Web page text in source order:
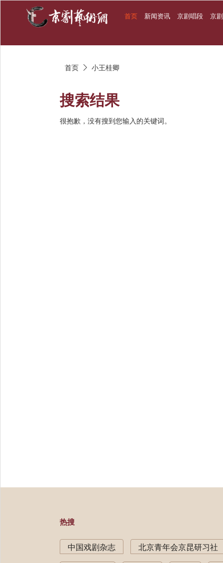
首页 新闻资讯 京剧唱段 京
首页  小王桂卿
搜索结果
很抱歉，没有搜到您输入的关键词。
热搜
中国戏剧杂志
北京青年会京昆研习社